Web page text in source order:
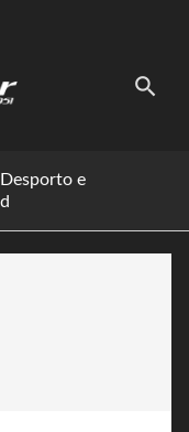
Desporto e